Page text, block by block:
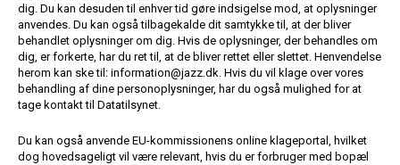
dig. Du kan desuden til enhver tid gøre indsigelse mod, at oplysninger
anvendes. Du kan også tilbagekalde dit samtykke til, at der bliver
behandlet oplysninger om dig. Hvis de oplysninger, der behandles om
dig, er forkerte, har du ret til, at de bliver rettet eller slettet. Henvendelse
herom kan ske til: information@jazz.dk. Hvis du vil klage over vores
behandling af dine personoplysninger, har du også mulighed for at
tage kontakt til Datatilsynet.
Du kan også anvende EU-kommissionens online klageportal, hvilket
dog hovedsageligt vil være relevant, hvis du er forbruger med bopæl